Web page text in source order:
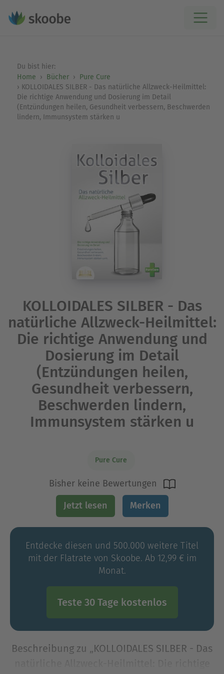
Du bist hier:
Home
Bücher
Pure Cure
KOLLOIDALES SILBER - Das natürliche Allzweck-Heilmittel:
Die richtige Anwendung und Dosierung im Detail
(Entzündungen heilen, Gesundheit verbessern, Beschwerden
lindern, Immunsystem stärken u
KOLLOIDALES SILBER - Das
natürliche Allzweck-Heilmittel:
Die richtige Anwendung und
Dosierung im Detail
(Entzündungen heilen,
Gesundheit verbessern,
Beschwerden lindern,
Immunsystem stärken u
Pure Cure
Bisher keine Bewertungen
Jetzt lesen Merken
Entdecke diesen und 500.000 weitere Titel
mit der Flatrate von Skoobe. Ab 12,99 € im
Monat.
Teste 30 Tage kostenlos
Beschreibung zu „KOLLOIDALES SILBER - Das